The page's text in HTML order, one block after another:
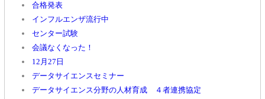
合格発表
インフルエンザ流行中
センター試験
会議なくなった！
12月27日
データサイエンスセミナー
データサイエンス分野の人材育成 ４者連携協定